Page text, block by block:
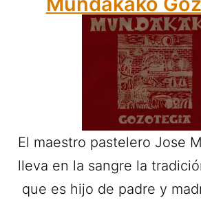
El maestro pastelero Jose
lleva en la sangre la
que es hijo de padre y